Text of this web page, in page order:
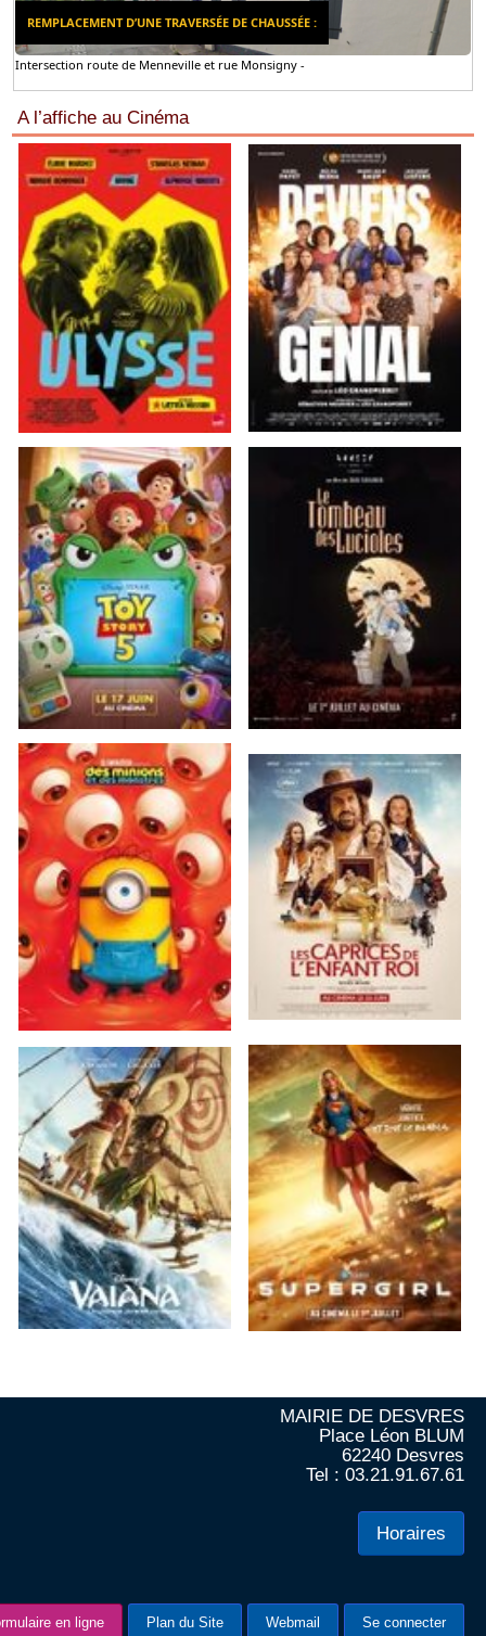
REMPLACEMENT D’UNE TRAVERSÉE DE CHAUSSÉE :
Intersection route de Menneville et rue Monsigny -
A l’affiche au Cinéma
MAIRIE DE DESVRES
Place Léon BLUM
62240 Desvres
Tel : 03.21.91.67.61
Horaires
en ligne Plan du Site Webmail Se connecter